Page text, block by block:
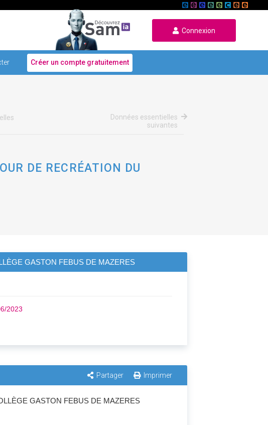
Connexion
Créer un compte gratuitement
Données essentielles
suivantes
DE RECRÉATION DU
GASTON FEBUS DE MAZERES
2023
Partager Imprimer
GASTON FEBUS DE MAZERES